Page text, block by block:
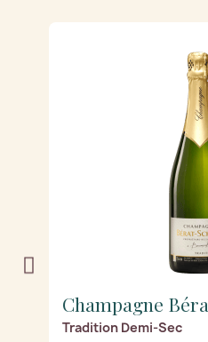
Champagne
Tradition Demi-Sec